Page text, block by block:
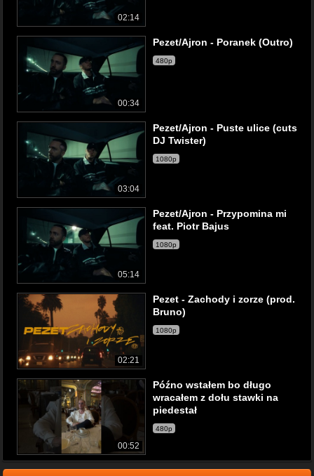
02:14
00:34
Pezet/Ajron - Poranek (Outro)
480p
03:04
Pezet/Ajron - Puste ulice (cuts
DJ Twister)
1080p
05:14
Pezet/Ajron - Przypomina mi
feat. Piotr Bajus
1080p
02:21
Pezet - Zachody i zorze (prod.
Bruno)
1080p
00:52
Późno wstałem bo długo
wracałem z dołu stawki na
piedestał
480p